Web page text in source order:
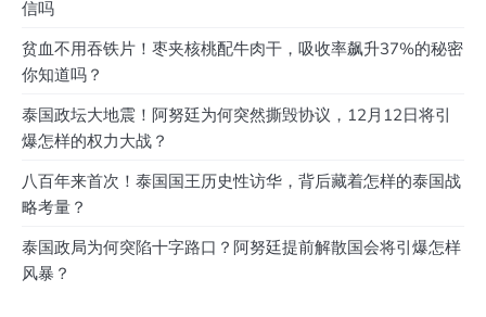
信吗
贫血不用吞铁片！枣夹核桃配牛肉干，吸收率飙升37%的秘密
你知道吗？
泰国政坛大地震！阿努廷为何突然撕毁协议，12月12日将引
爆怎样的权力大战？
八百年来首次！泰国国王历史性访华，背后藏着怎样的泰国战
略考量？
泰国政局为何突陷十字路口？阿努廷提前解散国会将引爆怎样
风暴？